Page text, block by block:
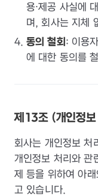
용·제공 사실에
며, 회사는 지체
동의 철회 : 이용
에 대한 동의를
제13조 (개인정
회사는 개인정보 처
개인정보 처리와 관
제 등을 위하여 아
고 있습니다.